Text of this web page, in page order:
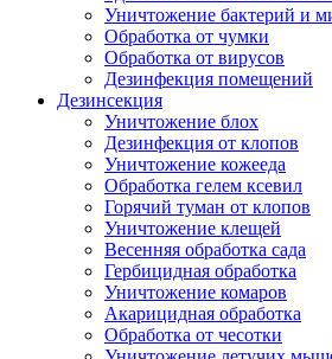
Уничтожение бактерий и
Обработка от чумки
Обработка от вирусов
Дезинфекция помещений
Дезинсекция
Уничтожение блох
Дезинфекция от клопов
Уничтожение кожееда
Обработка гелем ксевил
Горячий туман от клопов
Уничтожение клещей
Весенняя обработка сада
Гербицидная обработка
Уничтожение комаров
Акарицидная обработка
Обработка от чесотки